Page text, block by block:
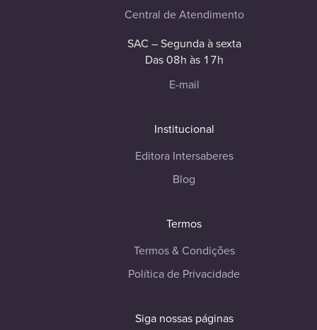
Central de Atendimento
SAC – Segunda à sexta
Das 08h às 17h
E-mail
Institucional
Editora Intersaberes
Blog
Termos
Termos & Condições
Política de Privacidade
Siga nossas páginas